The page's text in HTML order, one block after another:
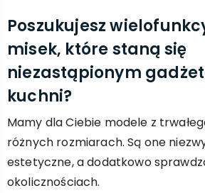
Poszukujesz
misek, które staną się
niezastąpionym
kuchni?
Mamy dla Ciebie modele z
różnych rozmiarach. Są one
estetyczne, a dodatkowo
okolicznościach.